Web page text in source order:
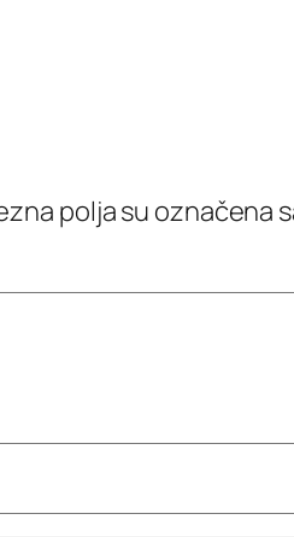
polja su označena